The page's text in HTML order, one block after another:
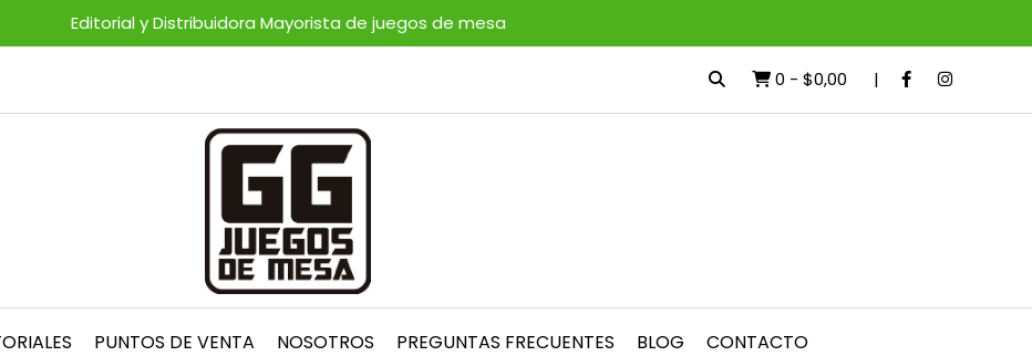
Editorial y Distribuidora Mayorista de juegos de mesa
0 - $0,00
PUNTOS DE VENTA NOSOTROS PREGUNTAS FRECUENTES BLOG CONTACTO